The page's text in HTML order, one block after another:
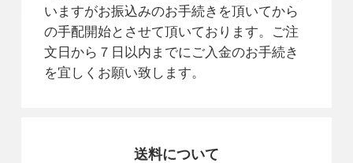
いますがお振込みのお手続きを頂いてから
の手配開始とさせて頂いております。ご注
文日から７日以内までにご入金のお手続き
を宜しくお願い致します。
送料について